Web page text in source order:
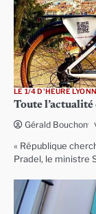
LE 1/4 D'HEURE
Toute
Gérald Bouchon
« République
Pradel, le ministre